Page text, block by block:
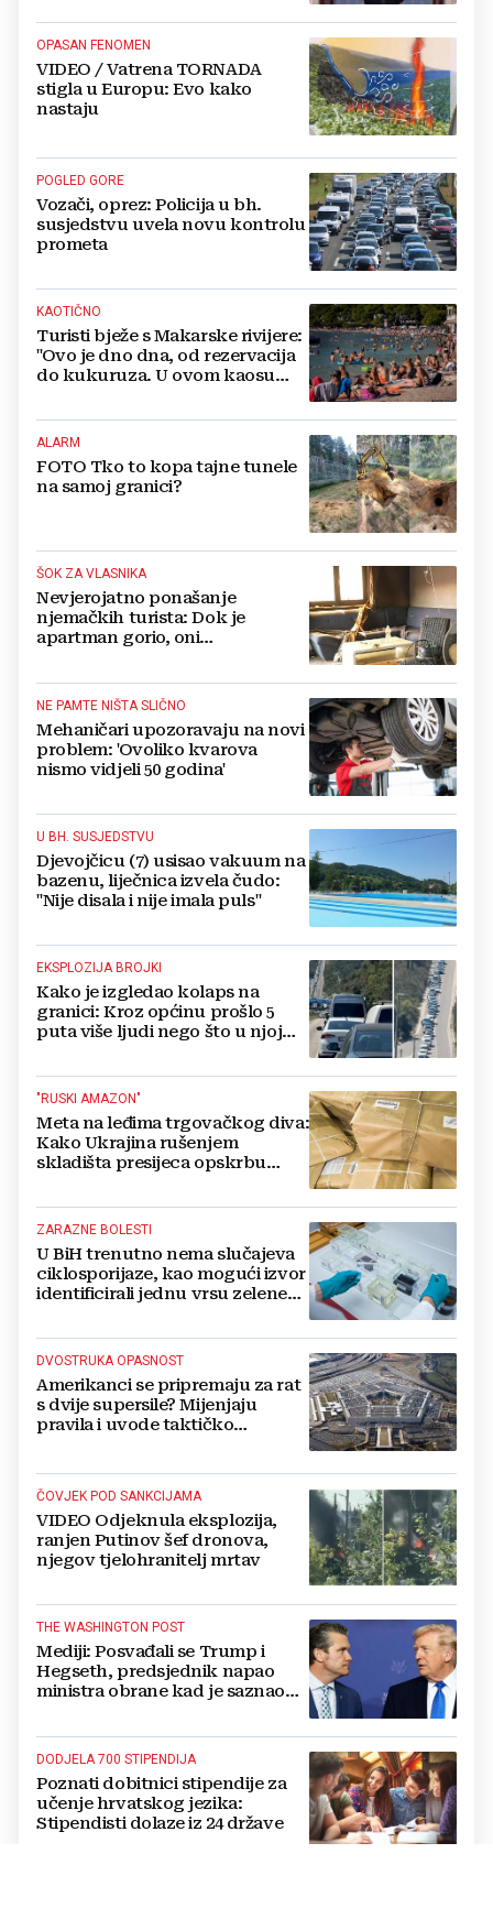
OPASAN FENOMEN
VIDEO / Vatrena TORNADA
stigla u Europu: Evo kako
nastaju
POGLED GORE
Vozači, oprez: Policija u bh.
susjedstvu uvela novu kontrolu
prometa
KAOTIČNO
Turisti bježe s Makarske rivijere:
"Ovo je dno dna, od rezervacija
do kukuruza. U ovom kaosu
ALARM
FOTO Tko to kopa tajne tunele
na samoj granici?
ŠOK ZA VLASNIKA
Nevjerojatno ponašanje
njemačkih turista: Dok je
apartman gorio, oni
NE PAMTE NIŠTA SLIČNO
Mehaničari upozoravaju na novi
problem: 'Ovoliko kvarova
nismo vidjeli 50 godina'
U BH. SUSJEDSTVU
Djevojčicu (7) usisao vakuum na
bazenu, liječnica izvela čudo:
"Nije disala i nije imala puls"
EKSPLOZIJA BROJKI
Kako je izgledao kolaps na
granici: Kroz općinu prošlo 5
puta više ljudi nego što u njoj
"RUSKI AMAZON"
Meta na leđima trgovačkog diva:
Kako Ukrajina rušenjem
skladišta presijeca opskrbu
ZARAZNE BOLESTI
U BiH trenutno nema slučajeva
ciklosporijaze, kao mogući izvor
identificirali jednu vrsu zelene
DVOSTRUKA OPASNOST
Amerikanci se pripremaju za rat
s dvije supersile? Mijenjaju
pravila i uvode taktičko
ČOVJEK POD SANKCIJAMA
VIDEO Odjeknula eksplozija,
ranjen Putinov šef dronova,
njegov tjelohranitelj mrtav
THE WASHINGTON POST
Mediji: Posvađali se Trump i
Hegseth, predsjednik napao
ministra obrane kad je saznao
DODJELA 700 STIPENDIJA
Poznati dobitnici stipendije za
učenje hrvatskog jezika:
Stipendisti dolaze iz 24 države